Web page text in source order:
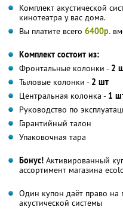
Комплект акустической
кинотеатра у вас дома.
Вы платите всего 6400р.
Комплект состоит из:
Фронтальные колонки - 2
Тыловые колонки - 2 шт
Центральная колонка - 1
Руководство по
Гарантийный талон
Упаковочная тара
Бонус! Активированный
ассортимент магазина
Один купон даёт право на
акустической системы